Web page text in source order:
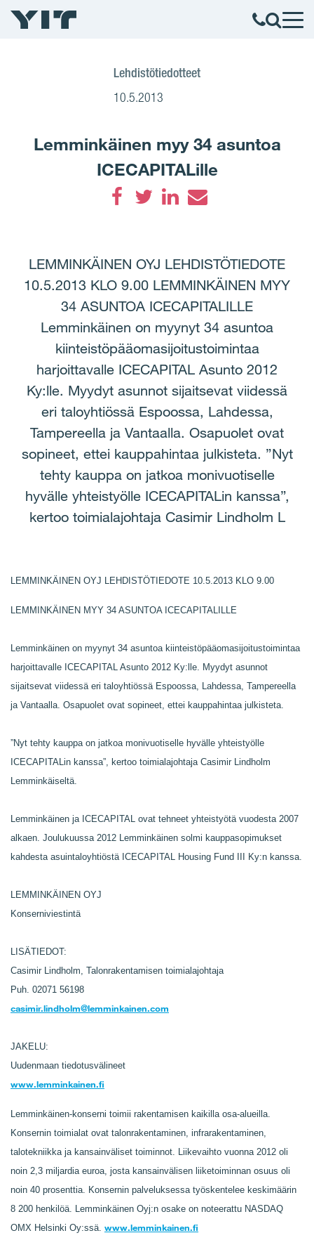
Lehdistötiedotteet
10.5.2013
Lemminkäinen myy 34 asuntoa
ICECAPITALille
LEMMINKÄINEN OYJ LEHDISTÖTIEDOTE
10.5.2013 KLO 9.00 LEMMINKÄINEN MYY
34 ASUNTOA ICECAPITALILLE
Lemminkäinen on myynyt 34 asuntoa
kiinteistöpääomasijoitustoimintaa
harjoittavalle ICECAPITAL Asunto 2012
Ky:lle. Myydyt asunnot sijaitsevat viidessä
eri taloyhtiössä Espoossa, Lahdessa,
Tampereella ja Vantaalla. Osapuolet ovat
sopineet, ettei kauppahintaa julkisteta. ”Nyt
tehty kauppa on jatkoa monivuotiselle
hyvälle yhteistyölle ICECAPITALin kanssa”,
kertoo toimialajohtaja Casimir Lindholm L
LEMMINKÄINEN OYJ LEHDISTÖTIEDOTE 10.5.2013 KLO 9.00
LEMMINKÄINEN MYY 34 ASUNTOA ICECAPITALILLE
Lemminkäinen on myynyt 34 asuntoa kiinteistöpääomasijoitustoimintaa
harjoittavalle ICECAPITAL Asunto 2012 Ky:lle. Myydyt asunnot
sijaitsevat viidessä eri taloyhtiössä Espoossa, Lahdessa, Tampereella
ja Vantaalla. Osapuolet ovat sopineet, ettei kauppahintaa julkisteta.
”Nyt tehty kauppa on jatkoa monivuotiselle hyvälle yhteistyölle
ICECAPITALin kanssa”, kertoo toimialajohtaja Casimir Lindholm
Lemminkäiseltä.
Lemminkäinen ja ICECAPITAL ovat tehneet yhteistyötä vuodesta 2007
alkaen. Joulukuussa 2012 Lemminkäinen solmi kauppasopimukset
kahdesta asuintaloyhtiöstä ICECAPITAL Housing Fund III Ky:n kanssa.
LEMMINKÄINEN OYJ
Konserniviestintä
LISÄTIEDOT:
Casimir Lindholm, Talonrakentamisen toimialajohtaja
Puh. 02071 56198
casimir.lindholm@lemminkainen.com
JAKELU:
Uudenmaan tiedotusvälineet
www.lemminkainen.fi
Lemminkäinen-konserni toimii rakentamisen kaikilla osa-alueilla.
Konsernin toimialat ovat talonrakentaminen, infrarakentaminen,
talotekniikka ja kansainväliset toiminnot. Liikevaihto vuonna 2012 oli
noin 2,3 miljardia euroa, josta kansainvälisen liiketoiminnan osuus oli
noin 40 prosenttia. Konsernin palveluksessa työskentelee keskimäärin
8 200 henkilöä. Lemminkäinen Oyj:n osake on noteerattu NASDAQ
OMX Helsinki Oy:ssä. www.lemminkainen.fi